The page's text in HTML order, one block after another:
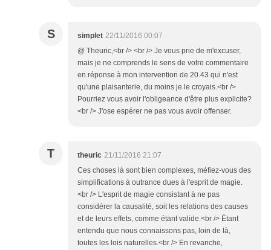
S simplet 22/11/2016 00:07
@ Theuric,<br /> <br /> Je vous prie de m'excuser,
mais je ne comprends le sens de votre commentaire
en réponse à mon intervention de 20.43 qui n'est
qu'une plaisanterie, du moins je le croyais.<br />
Pourriez vous avoir l'obligeance d'être plus explicite?
<br /> J'ose espérer ne pas vous avoir offenser.
T theuric 21/11/2016 21:07
Ces choses là sont bien complexes, méfiez-vous des
simplifications à outrance dues à l'esprit de magie.
<br /> L'esprit de magie consistant à ne pas
considérer la causalité, soit les relations des causes
et de leurs effets, comme étant valide.<br /> Étant
entendu que nous connaissons pas, loin de là,
toutes les lois naturelles.<br /> En revanche,